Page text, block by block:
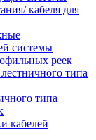
кабеля для
системы
реек
типа
типа
кабелей